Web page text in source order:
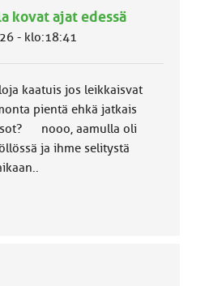
kovat ajat edessä
- klo:18:41
kaatuis jos leikkaisvat
pientä ehkä jatkais
nooo, aamulla oli
ja ihme selitystä